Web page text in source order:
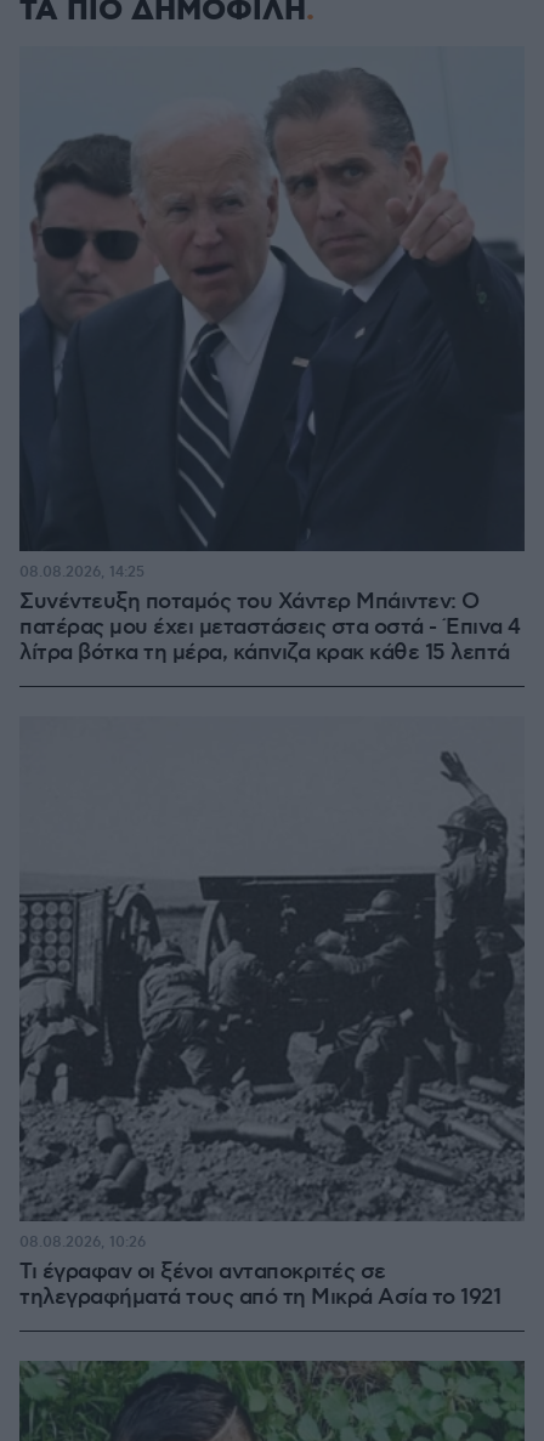
ΤΑ ΠΙΟ ΔΗΜΟΦΙΛΗ
Συνέντευξη ποταμός του Χάντερ Μπάιντεν: Ο
πατέρας μου έχει μεταστάσεις στα οστά - Έπινα 4
λίτρα βότκα τη μέρα, κάπνιζα κρακ κάθε 15 λεπτά
08.08.2026, 14:25
Τι έγραφαν οι ξένοι ανταποκριτές σε
τηλεγραφήματά τους από τη Μικρά Ασία το 1921
08.08.2026, 10:26